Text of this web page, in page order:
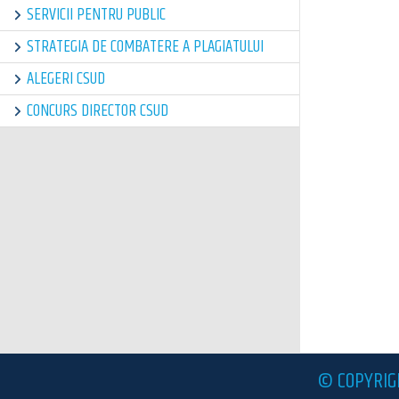
SERVICII PENTRU PUBLIC
STRATEGIA DE COMBATERE A PLAGIATULUI
ALEGERI CSUD
CONCURS DIRECTOR CSUD
©